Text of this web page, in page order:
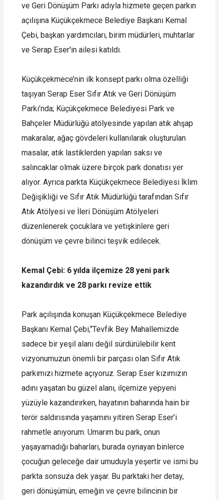
ve Geri Dönüşüm Parkı adıyla hizmete geçen parkın
açılışına Küçükçekmece Belediye Başkanı Kemal
Çebi, başkan yardımcıları, birim müdürleri, muhtarlar
ve Serap Eser'in ailesi katıldı.
Küçükçekmece’nin ilk konsept parkı olma özelliği
taşıyan Serap Eser Sıfır Atık ve Geri Dönüşüm
Parkı’nda; Küçükçekmece Belediyesi Park ve
Bahçeler Müdürlüğü atölyesinde yapılan atık ahşap
makaralar, ağaç gövdeleri kullanılarak oluşturulan
masalar, atık lastiklerden yapılan saksı ve
salıncaklar olmak üzere birçok park donatısı yer
alıyor. Ayrıca parkta Küçükçekmece Belediyesi İklim
Değişikliği ve Sıfır Atık Müdürlüğü tarafından Sıfır
Atık Atölyesi ve İleri Dönüşüm Atölyeleri
düzenlenerek çocuklara ve yetişkinlere geri
dönüşüm ve çevre bilinci teşvik edilecek.
Kemal Çebi: 6 yılda ilçemize 28 yeni park
kazandırdık ve 28 parkı revize ettik
Park açılışında konuşan Küçükçekmece Belediye
Başkanı Kemal Çebi,‘’Tevfik Bey Mahallemizde
sadece bir yeşil alanı değil sürdürülebilir kent
vizyonumuzun önemli bir parçası olan Sıfır Atık
parkımızı hizmete açıyoruz. Serap Eser kızımızın
adını yaşatan bu güzel alanı, ilçemize yepyeni
yüzüyle kazandırırken, hayatının baharında hain bir
terör saldırısında yaşamını yitiren Serap Eser’i
rahmetle anıyorum. Umarım bu park, onun
yaşayamadığı baharları, burada oynayan binlerce
çocuğun geleceğe dair umuduyla yeşertir ve ismi bu
parkta sonsuza dek yaşar. Bu parktaki her detay,
geri dönüşümün, emeğin ve çevre bilincinin bir